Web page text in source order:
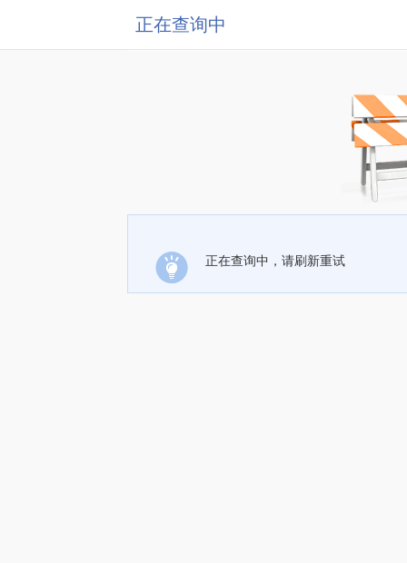
正在查询中
正在查询中，请刷新重试